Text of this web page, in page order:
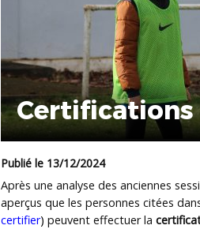
Certifications
Publié le 13/12/2024
Après une analyse des anciennes
aperçus que les personnes citées
certifier) peuvent effectuerla